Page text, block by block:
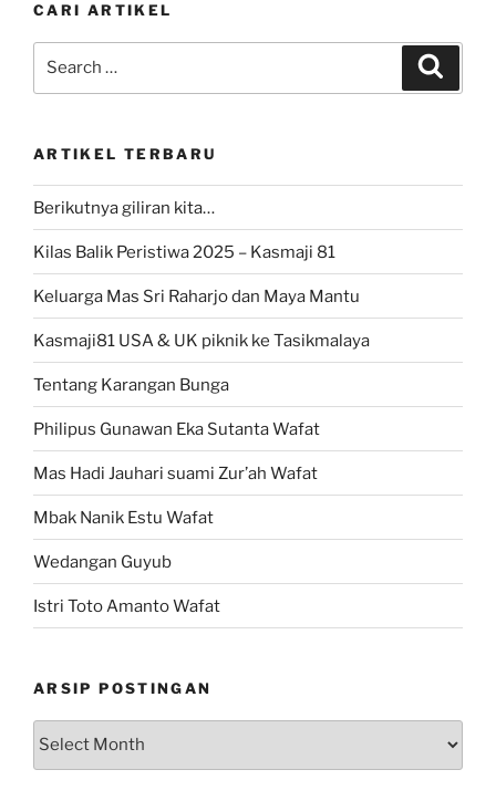
CARI ARTIKEL
ARTIKEL TERBARU
Berikutnya giliran kita…
Kilas Balik Peristiwa 2025 – Kasmaji 81
Keluarga Mas Sri Raharjo dan Maya Mantu
Kasmaji81 USA & UK piknik ke Tasikmalaya
Tentang Karangan Bunga
Philipus Gunawan Eka Sutanta Wafat
Mas Hadi Jauhari suami Zur’ah Wafat
Mbak Nanik Estu Wafat
Wedangan Guyub
Istri Toto Amanto Wafat
ARSIP POSTINGAN